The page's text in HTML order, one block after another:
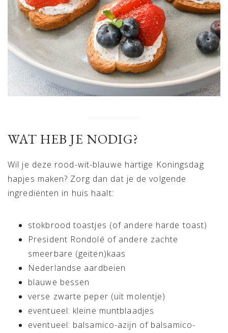
WAT HEB JE NODIG?
Wil je deze rood-wit-blauwe hartige Koningsdag
hapjes maken? Zorg dan dat je de volgende
ingrediënten in huis haalt:
stokbrood toastjes (of andere harde toast)
President Rondolé of andere zachte
smeerbare (geiten)kaas
Nederlandse aardbeien
blauwe bessen
verse zwarte peper (uit molentje)
eventueel: kleine muntblaadjes
eventueel: balsamico-azijn of balsamico-